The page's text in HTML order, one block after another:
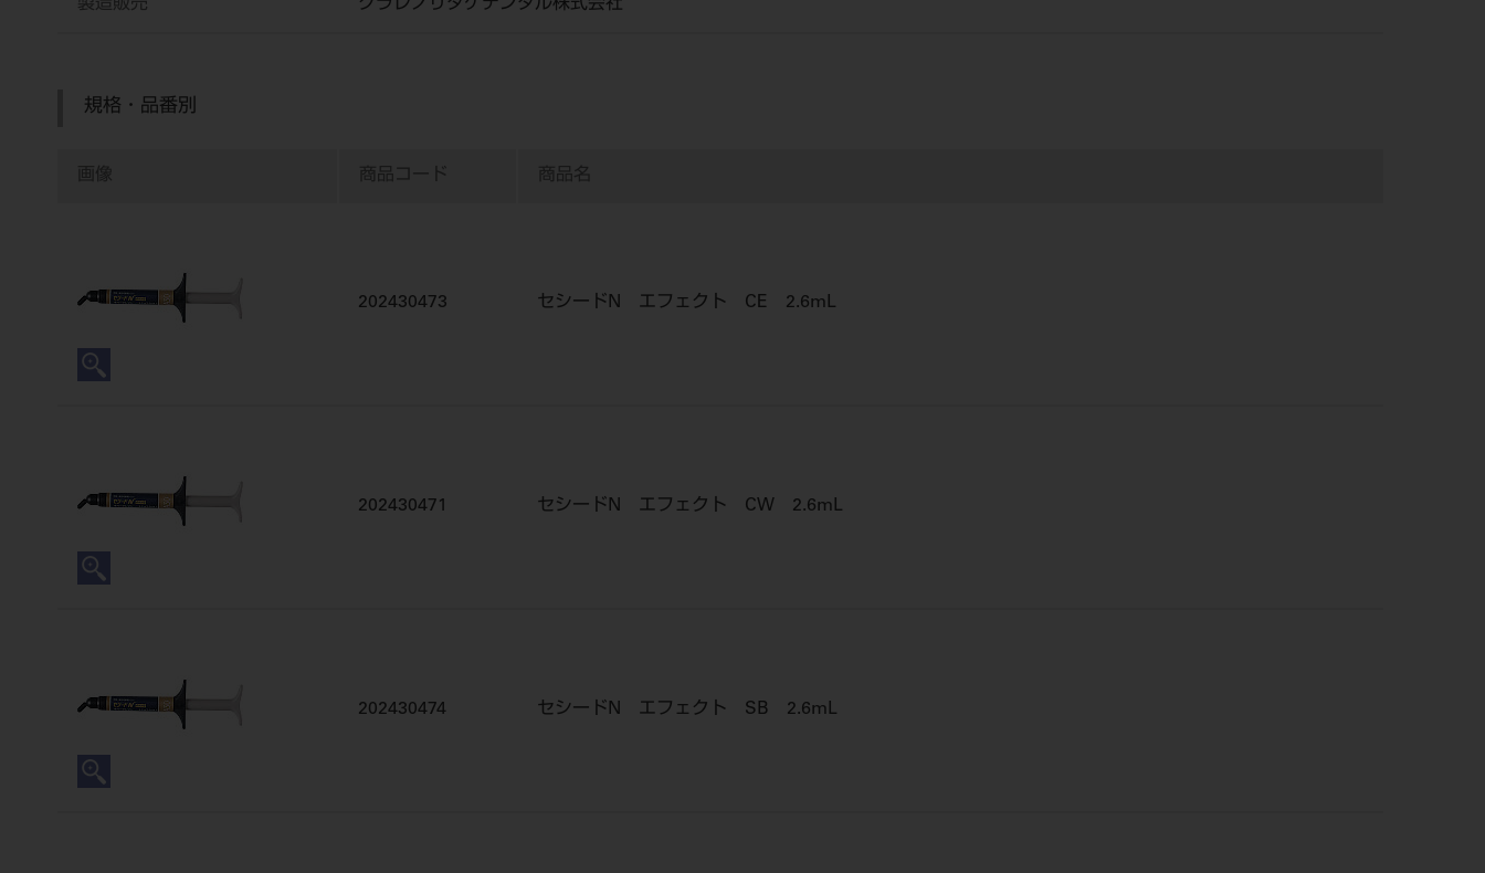
製造販売 クラレノリタケデンタル株式会社
規格・品番別
画像 商品コード 商品名
202430473 セシードN エフェクト CE 2.6mL
202430471 セシードN エフェクト CW 2.6mL
202430474 セシードN エフェクト SB 2.6mL